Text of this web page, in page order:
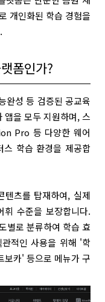
개인화된 학습 경험을
폼인가?
완성 등 검증된 공교육
앱을 모두 지원하며, 스
Pro 등 다양한 웨어
스 학습 환경을 제공합
츠를 탑재하여, 실제
수준을 보장합니다.
별로 분류하여 학습 효
적인 사용을 위해 '학
카' 등으로 메뉴가 구